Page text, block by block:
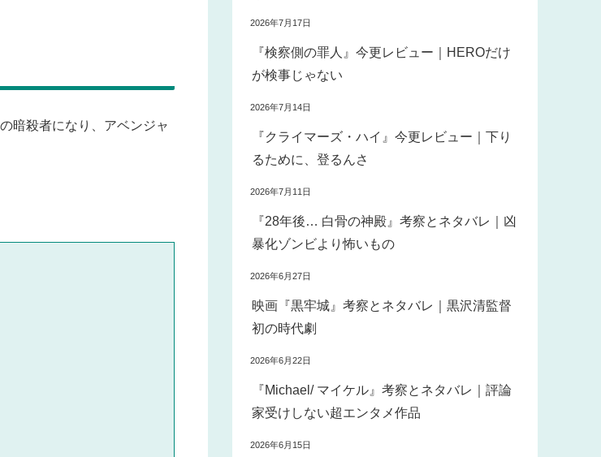
暗殺者になり、アベンジャ
2026年7月17日
『検察側の罪人』今更レビュー｜HEROだけ
が検事じゃない
2026年7月14日
『クライマーズ・ハイ』今更レビュー｜下り
るために、登るんさ
2026年7月11日
『28年後… 白骨の神殿』考察とネタバレ｜凶
暴化ゾンビより怖いもの
2026年6月27日
映画『黒牢城』考察とネタバレ｜黒沢清監督
初の時代劇
2026年6月22日
『Michael/ マイケル』考察とネタバレ｜評論
家受けしない超エンタメ作品
2026年6月15日